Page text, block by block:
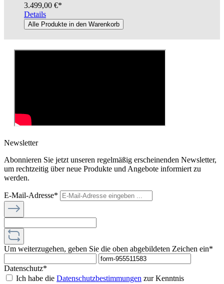
3.499,00 €*
Details
Alle Produkte in den Warenkorb
Newsletter
Abonnieren Sie jetzt unseren regelmäßig erscheinenden Newsletter,
um rechtzeitig über neue Produkte und Angebote informiert zu
werden.
E-Mail-Adresse*
Um weiterzugehen, geben Sie die oben abgebildeten Zeichen ein*
Datenschutz*
Ich habe die Datenschutzbestimmungen zur Kenntnis